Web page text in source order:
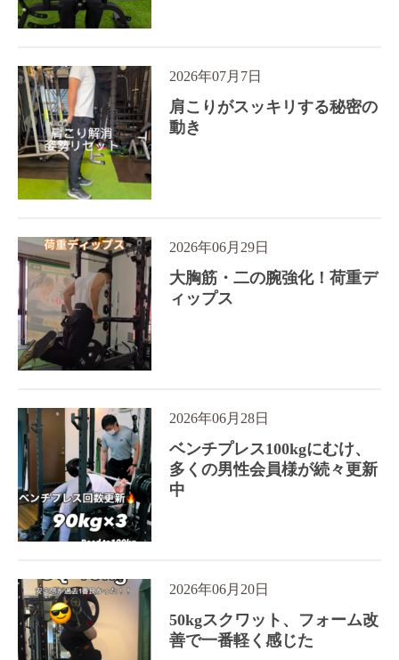
2026年07月7日
肩こりがスッキリする秘密の
動き
2026年06月29日
大胸筋・二の腕強化！荷重デ
ィップス
2026年06月28日
ベンチプレス100kgにむけ、
多くの男性会員様が続々更新
中
2026年06月20日
50kgスクワット、フォーム改
善で一番軽く感じた